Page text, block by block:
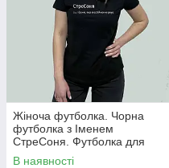
Жіноча футболка. Чорна
футболка з Іменем
СтреСоня. Футболка для
Соні.
В наявності